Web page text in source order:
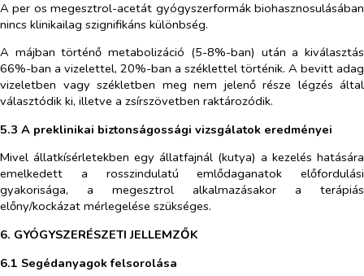
A per os megesztrol-acetát gyógyszerformák biohasznosulásában
nincs klinikailag szignifikáns különbség.
A májban történő metabolizáció (5-8%-ban) után a kiválasztás
66%-ban a vizelettel, 20%-ban a széklettel történik. A bevitt adag
vizeletben vagy székletben meg nem jelenő része légzés által
választódik ki, illetve a zsírszövetben raktározódik.
5.3 A preklinikai biztonságossági vizsgálatok eredményei
Mivel állatkísérletekben egy állatfajnál (kutya) a kezelés hatására
emelkedett a rosszindulatú emlődaganatok előfordulási
gyakorisága, a megesztrol alkalmazásakor a terápiás
előny/kockázat mérlegelése szükséges.
6. GYÓGYSZERÉSZETI JELLEMZŐK
6.1 Segédanyagok felsorolása